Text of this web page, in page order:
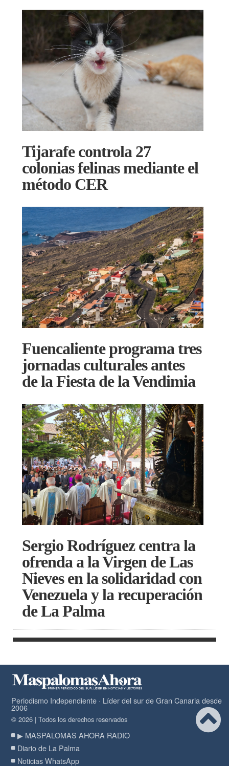
Tijarafe controla 27
colonias felinas mediante el
método CER
Fuencaliente programa tres
jornadas culturales antes
de la Fiesta de la Vendimia
Sergio Rodríguez centra la
ofrenda a la Virgen de Las
Nieves en la solidaridad con
Venezuela y la recuperación
de La Palma
Periodismo Independiente · Líder del sur de Gran Canaria desde
2006
© 2026 | Todos los derechos reservados
▶ MASPALOMAS AHORA RADIO
Diario de La Palma
Noticias WhatsApp